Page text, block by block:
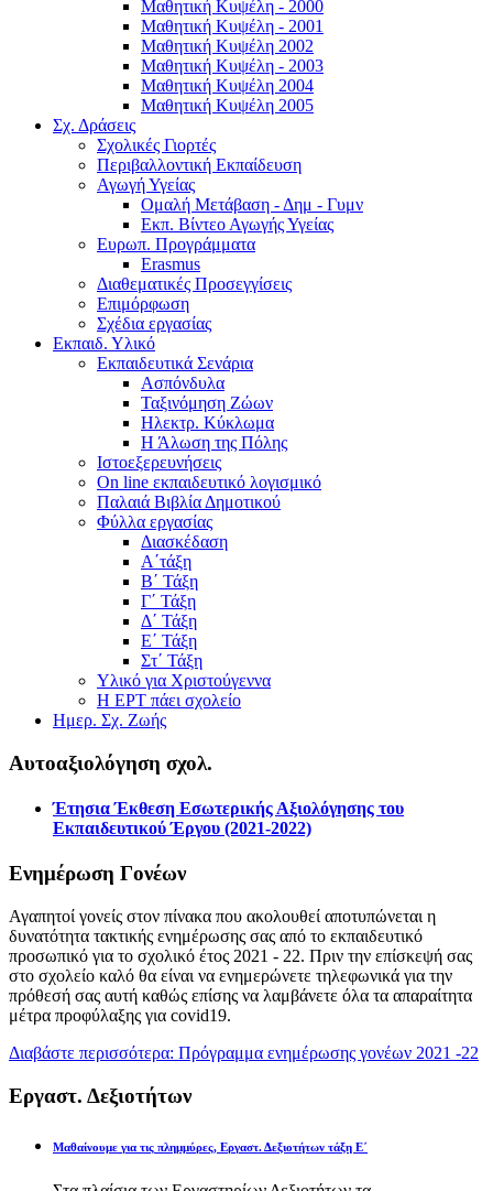
Μαθητική Κυψέλη - 2000
Μαθητική Κυψέλη - 2001
Μαθητική Κυψέλη 2002
Μαθητική Κυψέλη - 2003
Μαθητική Κυψέλη 2004
Μαθητική Κυψέλη 2005
Σχ. Δράσεις
Σχολικές Γιορτές
Περιβαλλοντική Εκπαίδευση
Αγωγή Υγείας
Ομαλή Μετάβαση - Δημ - Γυμν
Εκπ. Βίντεο Αγωγής Υγείας
Ευρωπ. Προγράμματα
Erasmus
Διαθεματικές Προσεγγίσεις
Επιμόρφωση
Σχέδια εργασίας
Εκπαιδ. Υλικό
Εκπαιδευτικά Σενάρια
Ασπόνδυλα
Ταξινόμηση Ζώων
Ηλεκτρ. Κύκλωμα
Η Άλωση της Πόλης
Ιστοεξερευνήσεις
On line εκπαιδευτικό λογισμικό
Παλαιά Βιβλία Δημοτικού
Φύλλα εργασίας
Διασκέδαση
Α΄τάξη
Β΄ Τάξη
Γ΄ Τάξη
Δ΄ Τάξη
Ε΄ Τάξη
Στ΄ Τάξη
Υλικό για Χριστούγεννα
Η ΕΡΤ πάει σχολείο
Ημερ. Σχ. Ζωής
Αυτοαξιολόγηση σχολ.
Έτησια Έκθεση Εσωτερικής Αξιολόγησης του
Εκπαιδευτικού Έργου (2021-2022)
Ενημέρωση Γονέων
Αγαπητοί γονείς στον πίνακα που ακολουθεί αποτυπώνεται η
δυνατότητα τακτικής ενημέρωσης σας από το εκπαιδευτικό
προσωπικό για το σχολικό έτος 2021 - 22. Πριν την επίσκεψή σας
στο σχολείο καλό θα είναι να ενημερώνετε τηλεφωνικά για την
πρόθεσή σας αυτή καθώς επίσης να λαμβάνετε όλα τα απαραίτητα
μέτρα προφύλαξης για covid19.
Διαβάστε περισσότερα: Πρόγραμμα ενημέρωσης γονέων 2021 -22
Εργαστ. Δεξιοτήτων
Μαθαίνουμε για τις πλημμύρες, Εργαστ. Δεξιοτήτων τάξη Ε΄